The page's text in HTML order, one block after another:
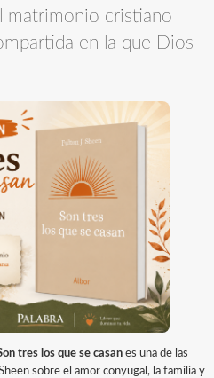
matrimonio cristiano
en la que Dios
tres los que se casan es una de las
sobre el amor conyugal, la familia y